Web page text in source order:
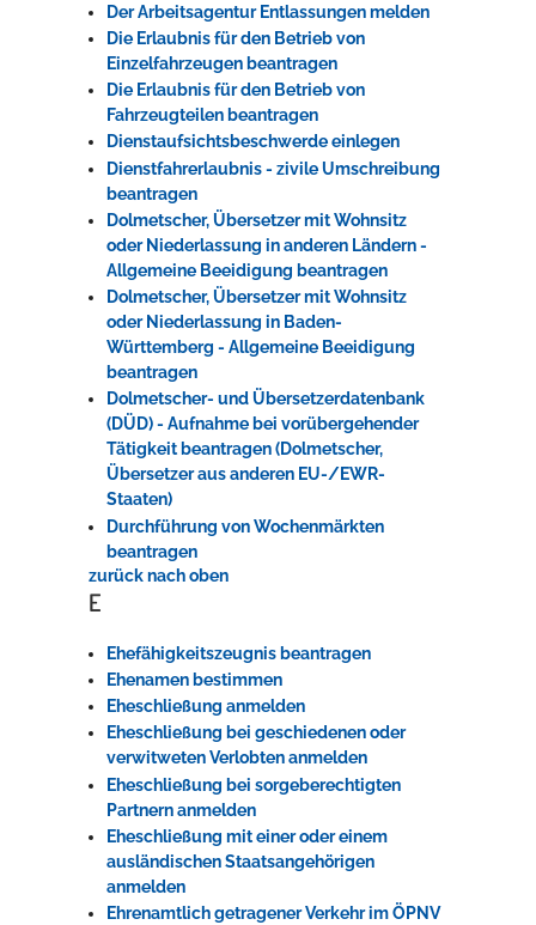
Der Arbeitsagentur Entlassungen melden
Die Erlaubnis für den Betrieb von
Einzelfahrzeugen beantragen
Die Erlaubnis für den Betrieb von
Fahrzeugteilen beantragen
Dienstaufsichtsbeschwerde einlegen
Dienstfahrerlaubnis - zivile Umschreibung
beantragen
Dolmetscher, Übersetzer mit Wohnsitz
oder Niederlassung in anderen Ländern -
Allgemeine Beeidigung beantragen
Dolmetscher, Übersetzer mit Wohnsitz
oder Niederlassung in Baden-
Württemberg - Allgemeine Beeidigung
beantragen
Dolmetscher- und Übersetzerdatenbank
(DÜD) - Aufnahme bei vorübergehender
Tätigkeit beantragen (Dolmetscher,
Übersetzer aus anderen EU-/EWR-
Staaten)
Durchführung von Wochenmärkten
beantragen
zurück nach oben
E
Ehefähigkeitszeugnis beantragen
Ehenamen bestimmen
Eheschließung anmelden
Eheschließung bei geschiedenen oder
verwitweten Verlobten anmelden
Eheschließung bei sorgeberechtigten
Partnern anmelden
Eheschließung mit einer oder einem
ausländischen Staatsangehörigen
anmelden
Ehrenamtlich getragener Verkehr im ÖPNV